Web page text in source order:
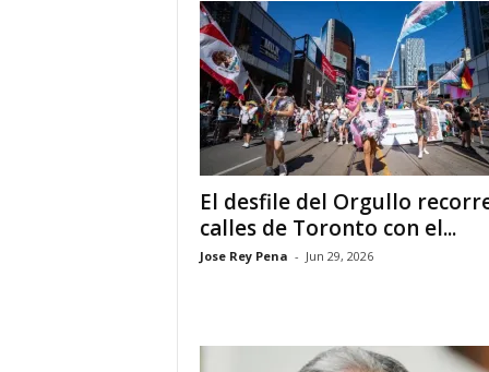
El desfile del Orgullo
calles de Toronto con el...
Jose Rey Pena - Jun 29, 2026